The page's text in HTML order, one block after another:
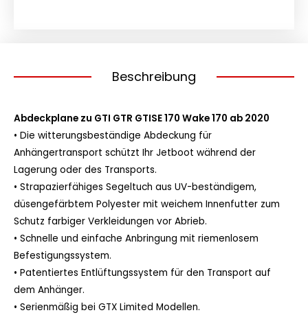
Beschreibung
Abdeckplane zu GTI GTR GTISE 170 Wake 170 ab 2020
• Die witterungsbeständige Abdeckung für
Anhängertransport schützt Ihr Jetboot während der
Lagerung oder des Transports.
• Strapazierfähiges Segeltuch aus UV-beständigem,
düsengefärbtem Polyester mit weichem Innenfutter zum
Schutz farbiger Verkleidungen vor Abrieb.
• Schnelle und einfache Anbringung mit riemenlosem
Befestigungssystem.
• Patentiertes Entlüftungssystem für den Transport auf
dem Anhänger.
• Serienmäßig bei GTX Limited Modellen.